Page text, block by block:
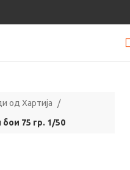
од Хартија
бои 75 гр. 1/50